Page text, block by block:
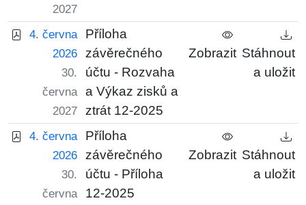
2027
4. června
2026
30.
června
2027
Příloha
závěrečného
účtu - Rozvaha
a Výkaz zisků a
ztrát 12-2025
Zobrazit Stáhnout
a uložit
4. června
2026
30.
června
Příloha
závěrečného
účtu - Příloha
12-2025
Zobrazit Stáhnout
a uložit